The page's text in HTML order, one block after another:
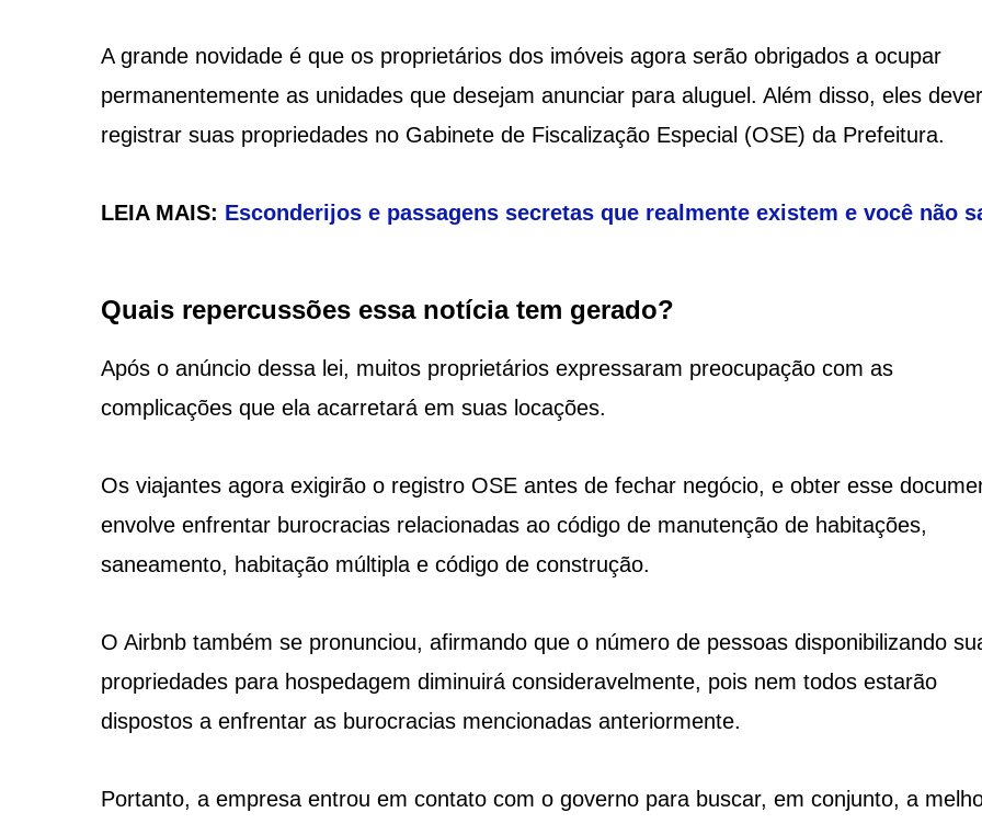
A grande novidade é que os proprietários dos imóveis agora serão obrigados a ocupar
permanentemente as unidades que desejam anunciar para aluguel. Além disso, eles
registrar suas propriedades no Gabinete de Fiscalização Especial (OSE) da Prefeitura.
LEIA MAIS: Esconderijos e passagens secretas que realmente existem e você não
Quais repercussões essa notícia tem gerado?
Após o anúncio dessa lei, muitos proprietários expressaram preocupação com as
complicações que ela acarretará em suas locações.
Os viajantes agora exigirão o registro OSE antes de fechar negócio, e obter esse
envolve enfrentar burocracias relacionadas ao código de manutenção de habitações,
saneamento, habitação múltipla e código de construção.
O Airbnb também se pronunciou, afirmando que o número de pessoas disponibilizando
propriedades para hospedagem diminuirá consideravelmente, pois nem todos estarão
dispostos a enfrentar as burocracias mencionadas anteriormente.
Portanto, a empresa entrou em contato com o governo para buscar, em conjunto, a